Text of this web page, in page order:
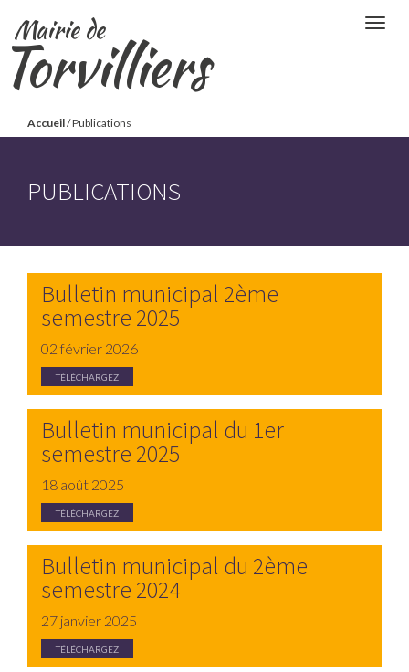
contenu
principal
Mairie de
Torvilliers
Vous
ici
Accueil/Publications
PUBLICATIONS
Bulletin municipal 2ème
semestre 2025
02 février 2026
TÉLÉCHARGEZ
Bulletin municipal du 1er
semestre 2025
18 août 2025
TÉLÉCHARGEZ
Bulletin municipal du 2ème
semestre 2024
27 janvier 2025
TÉLÉCHARGEZ